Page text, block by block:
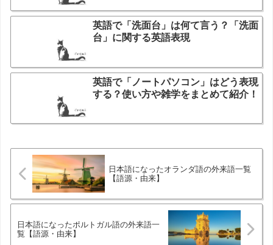
英語で「洗面台」は何て言う？「洗面
台」に関する英語表現
英語で「ノートパソコン」はどう表現
する？使い方や雑学をまとめて紹介！
日本語になったオランダ語の外来語一覧
【語源・由来】
日本語になったポルトガル語の外来語一
覧【語源・由来】